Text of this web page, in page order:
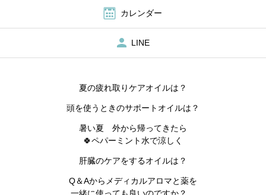
カレンダー
LINE
夏の疲れ取りケアオイルは？
頭を使うときのサポートオイルは？
暑い夏 外から帰ってきたら
🍀ペパーミント水で涼しく
肝臓のケアをするオイルは？
Q＆Aからメディカルアロマと薬を